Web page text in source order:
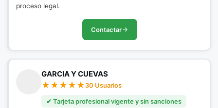
proceso legal.
Contactar
GARCIA Y CUEVAS
30 Usuarios
✔ Tarjeta profesional vigente y sin sanciones